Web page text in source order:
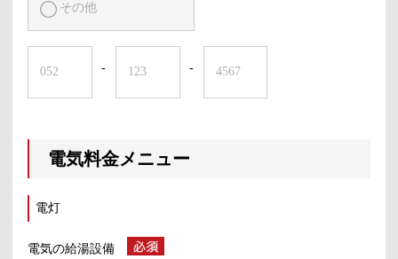
その他
- -
電気料金メニュー
電灯
電気の給湯設備